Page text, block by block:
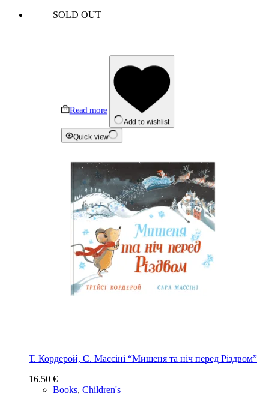
SOLD OUT
Read more
Add to wishlist
Quick view
Т. Кордерой, С. Массіні “Мишеня та ніч перед Різдвом”
16.50 €
Books, Children's